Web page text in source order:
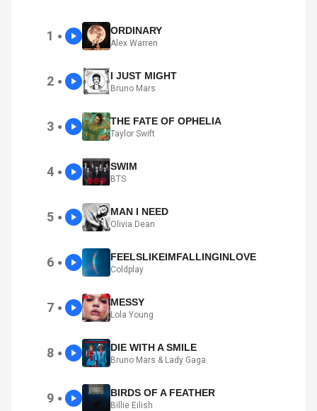
1 ● ORDINARY
Alex Warren
2 ● I JUST MIGHT
Bruno Mars
3 ● THE FATE OF OPHELIA
Taylor Swift
4 ● SWIM
BTS
5 ● MAN I NEED
Olivia Dean
6 ● FEELSLIKEIMFALLINGINLOVE
Coldplay
7 ● MESSY
Lola Young
8 ● DIE WITH A SMILE
Bruno Mars & Lady Gaga
9 ● BIRDS OF A FEATHER
Billie Eilish